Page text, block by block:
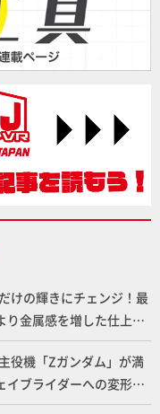
けの輝きにチェンジ！最
り金属感を増した仕上が
役機「Zガンダム」が満
イブライダーへの変形、
を再現【機動戦士Zガン